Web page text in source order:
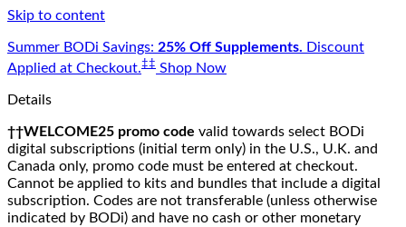
Skip to content
Summer BODi Savings: 25% Off Supplements. Discount
Applied at Checkout.‡‡ Shop Now
Details
††WELCOME25 promo code valid towards select BODi
digital subscriptions (initial term only) in the U.S., U.K. and
Canada only, promo code must be entered at checkout.
Cannot be applied to kits and bundles that include a digital
subscription. Codes are not transferable (unless otherwise
indicated by BODi) and have no cash or other monetary